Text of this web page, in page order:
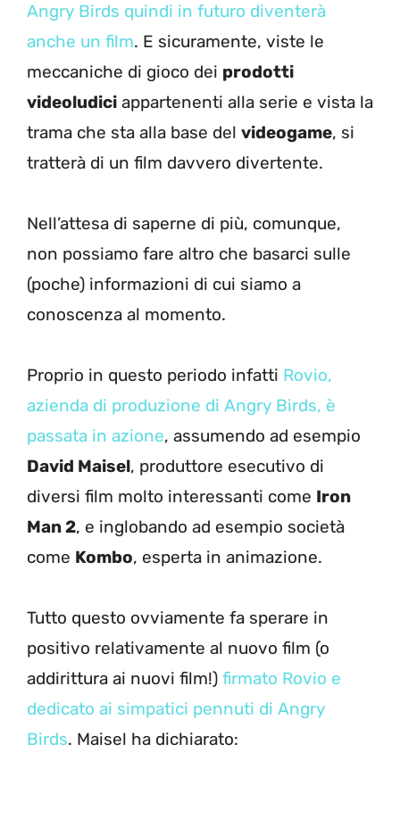
Angry Birds quindi in futuro diventerà
anche un film. E sicuramente, viste le
meccaniche di gioco dei prodotti
videoludici appartenenti alla serie e vista la
trama che sta alla base del videogame, si
tratterà di un film davvero divertente.
Nell’attesa di saperne di più, comunque,
non possiamo fare altro che basarci sulle
(poche) informazioni di cui siamo a
conoscenza al momento.
Proprio in questo periodo infatti Rovio,
azienda di produzione di Angry Birds, è
passata in azione, assumendo ad esempio
David Maisel, produttore esecutivo di
diversi film molto interessanti come Iron
Man 2, e inglobando ad esempio società
come Kombo, esperta in animazione.
Tutto questo ovviamente fa sperare in
positivo relativamente al nuovo film (o
addirittura ai nuovi film!) firmato Rovio e
dedicato ai simpatici pennuti di Angry
Birds. Maisel ha dichiarato: